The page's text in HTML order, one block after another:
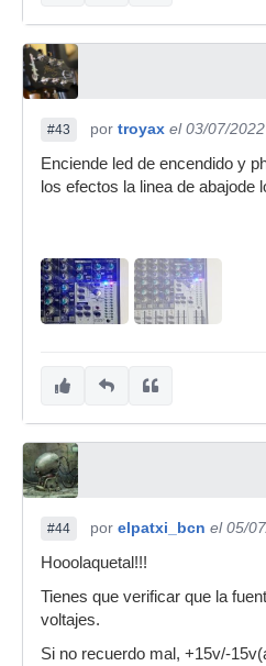
#43 por troyax el 03/07/2022
Enciende led de encendido y
los efectos la linea de abajode
#44 por elpatxi_bcn el 05/
Hooolaquetal!!!
Tienes que verificar que la
voltajes.
Si no recuerdo mal, +15v/-